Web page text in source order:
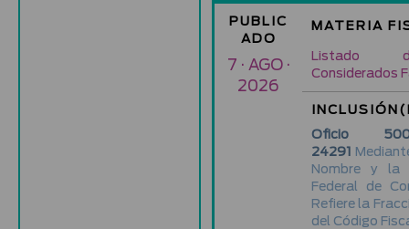
PUBLIC
ADO
MATERIA
7 · AGO ·
2026
Listado
Considerados
Oficio 500-
24291
Nombre y la
Federal de
Refiere la
del Código